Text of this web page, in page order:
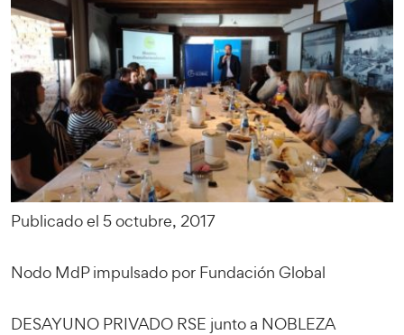
Publicado el 5 octubre, 2017
Nodo MdP impulsado por Fundación Global
DESAYUNO PRIVADO RSE junto a NOBLEZA